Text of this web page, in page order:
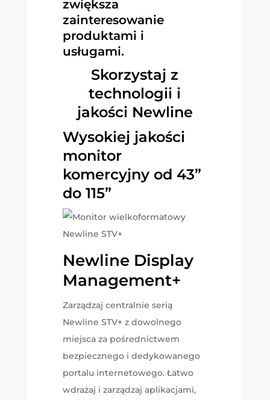
zwiększa
zainteresowanie
produktami i
usługami.
Skorzystaj z
technologii i
jakości Newline
Wysokiej jakości
monitor
komercyjny od 43”
do 115”
Newline Display
Management​+
Zarządzaj centralnie serią
Newline STV+ z dowolnego
miejsca za pośrednictwem
bezpiecznego i dedykowanego
portalu internetowego. Łatwo
wdrażaj i zarządzaj aplikacjami,